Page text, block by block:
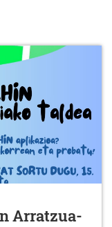
Arratzua-